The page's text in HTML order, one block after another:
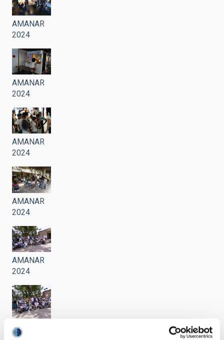
AMANAR
2024
AMANAR
2024
AMANAR
2024
AMANAR
2024
AMANAR
2024
AMANAR